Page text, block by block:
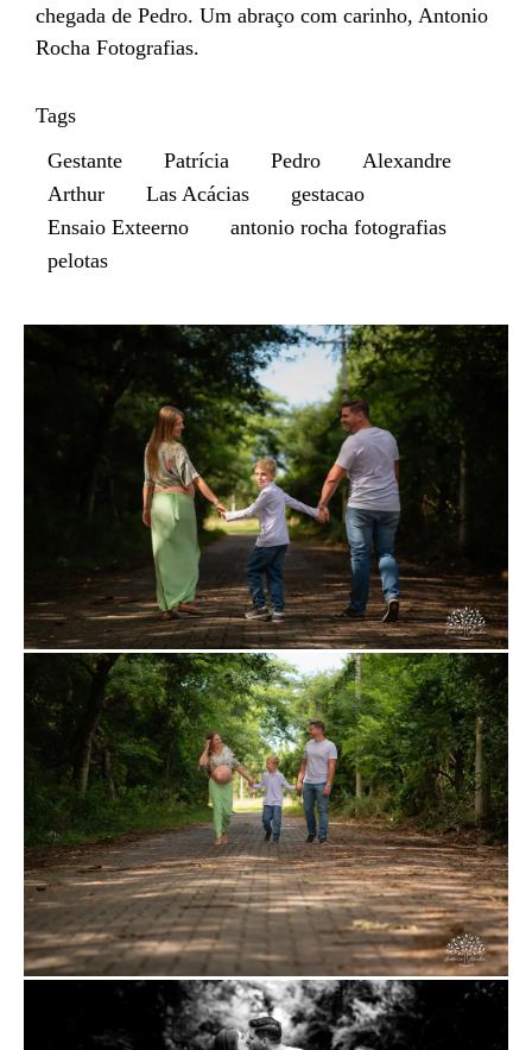
chegada de Pedro. Um abraço com carinho, Antonio
Rocha Fotografias.
Tags
Gestante
Patrícia Pedro
Alexandre
Arthur
Las Acácias
gestacao
Ensaio Exteerno
antonio rocha fotografias
pelotas